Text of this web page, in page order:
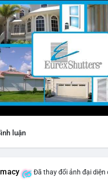
luận
Đã thay đổi ảnh đại diện